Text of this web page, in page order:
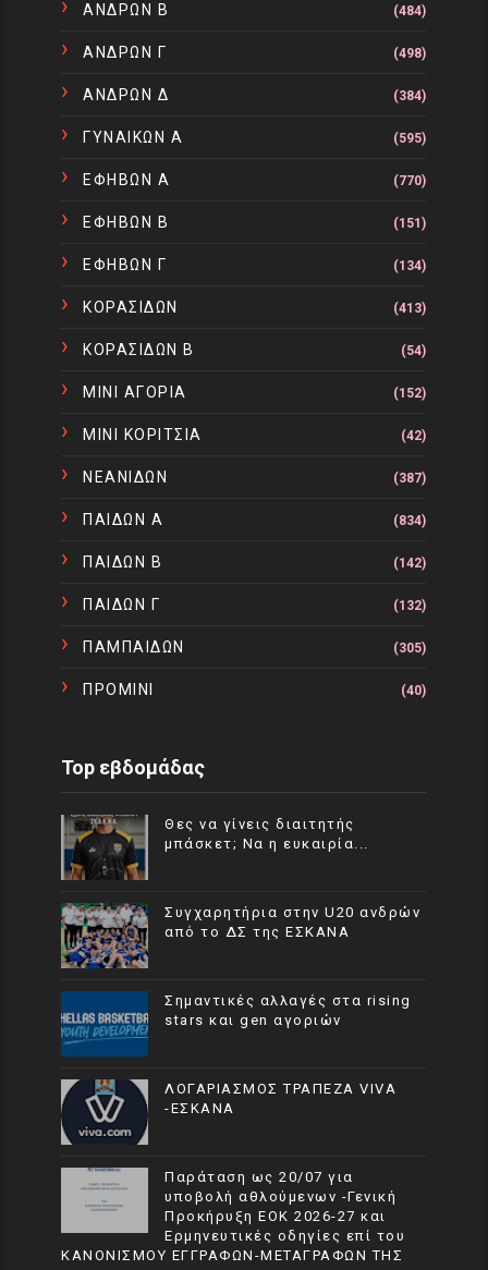
ΑΝΔΡΩΝ Β (484)
ΑΝΔΡΩΝ Γ (498)
ΑΝΔΡΩΝ Δ (384)
ΓΥΝΑΙΚΩΝ Α (595)
ΕΦΗΒΩΝ Α (770)
ΕΦΗΒΩΝ Β (151)
ΕΦΗΒΩΝ Γ (134)
ΚΟΡΑΣΙΔΩΝ (413)
ΚΟΡΑΣΙΔΩΝ Β (54)
ΜΙΝΙ ΑΓΟΡΙΑ (152)
ΜΙΝΙ ΚΟΡΙΤΣΙΑ (42)
ΝΕΑΝΙΔΩΝ (387)
ΠΑΙΔΩΝ Α (834)
ΠΑΙΔΩΝ Β (142)
ΠΑΙΔΩΝ Γ (132)
ΠΑΜΠΑΙΔΩΝ (305)
ΠΡΟΜΙΝΙ (40)
Top εβδομάδας
Θες να γίνεις διαιτητής
μπάσκετ; Να η ευκαιρία...
Συγχαρητήρια στην U20 ανδρών
από το ΔΣ της ΕΣΚΑΝΑ
Σημαντικές αλλαγές στα rising
stars και gen αγοριών
ΛΟΓΑΡΙΑΣΜΟΣ ΤΡΑΠΕΖΑ VIVA
-ΕΣΚΑΝΑ
Παράταση ως 20/07 για
υποβολή αθλούμενων -Γενική
Προκήρυξη ΕΟΚ 2026-27 και
Ερμηνευτικές οδηγίες επί του
ΚΑΝΟΝΙΣΜΟΥ ΕΓΓΡΑΦΩΝ-ΜΕΤΑΓΡΑΦΩΝ ΤΗΣ